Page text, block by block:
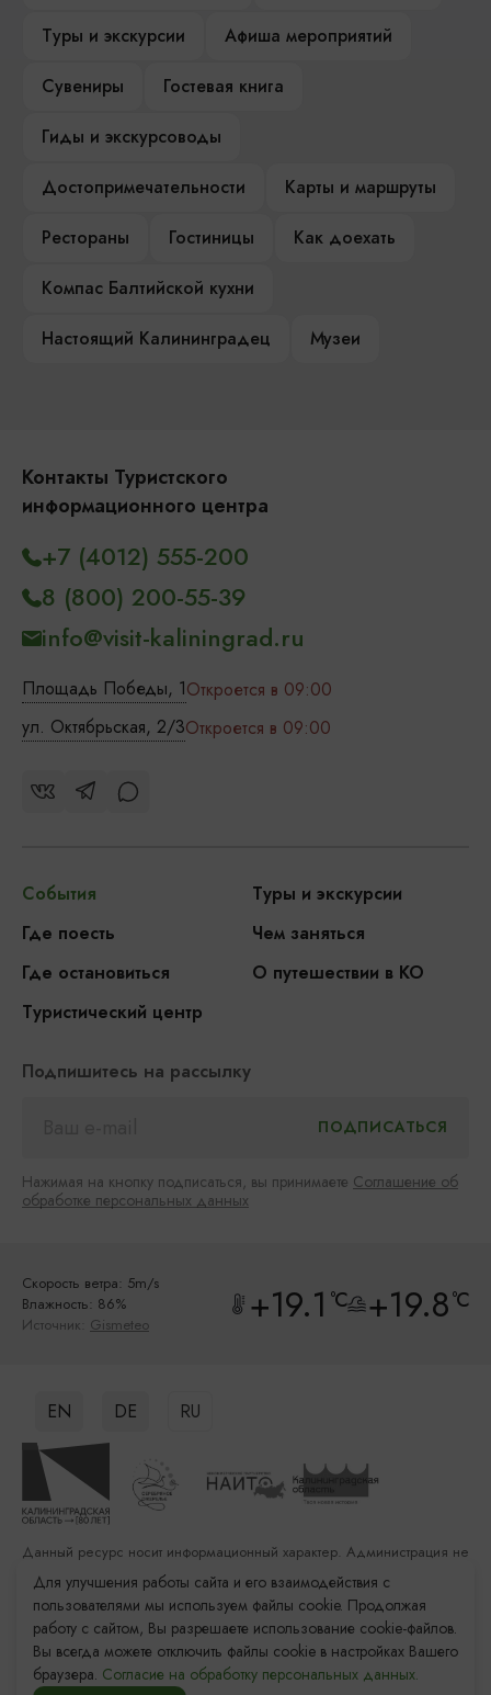
Туры и экскурсии
Афиша мероприятий
Сувениры
Гостевая книга
Гиды и экскурсоводы
Достопримечательности
Карты и маршруты
Рестораны
Гостиницы
Как доехать
Компас Балтийской кухни
Настоящий Калининградец
Музеи
Контакты Туристского
информационного центра
Площадь Победы, 1Откроется в 09:00
ул. Октябрьская, 2/3Откроется в 09:00
+7 (4012) 555-200
8 (800) 200-55-39
info@visit-kaliningrad.ru
События
Туры и экскурсии
Где поесть
Чем заняться
Где остановиться
О путешествии в КО
Туристический центр
Подпишитесь на рассылку
Нажимая на кнопку подписаться, вы принимаете Соглашение об
обработке персональных данных
Скорость ветра: 5m/s
Влажность: 86%
Источник: Gismeteo +19.1 °C +19.8°C
EN DE RU
© 2011–2026 «Туристский информационный центр
Данный ресурс носит информационный характер. Администрация не
несет ответственности за качество услуг, предоставленных
сторонними организациями
Разработка сайта: «Решение»
Продвижение сайта: Remarka Agency
Для улучшения работы сайта и его взаимодействия с
пользователями мы используем файлы cookie. Продолжая
работу с сайтом, Вы разрешаете использование cookie-файлов.
Вы всегда можете отключить файлы cookie в настройках Вашего
браузера. Согласие на обработку персональных данных.